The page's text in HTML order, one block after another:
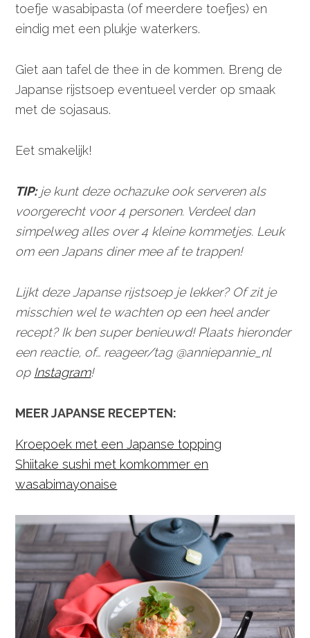
toefje wasabipasta (of meerdere toefjes) en
eindig met een plukje waterkers.
Giet aan tafel de thee in de kommen. Breng de
Japanse rijstsoep eventueel verder op smaak
met de sojasaus.
Eet smakelijk!
TIP:je kunt deze ochazuke ook serveren als
voorgerecht voor 4 personen. Verdeel dan
simpelweg alles over 4 kleine kommetjes. Leuk
om een Japans diner mee af te trappen!
Lijkt deze Japanse rijstsoep je lekker? Of zit je
misschien wel te wachten op een heel ander
recept? Ik ben super benieuwd! Plaats hieronder
een reactie, of… reageer/tag @anniepannie_nl
op Instagram!
MEER JAPANSE RECEPTEN:
Kroepoek met een Japanse topping
Shiitake sushi met komkommer en
wasabimayonaise